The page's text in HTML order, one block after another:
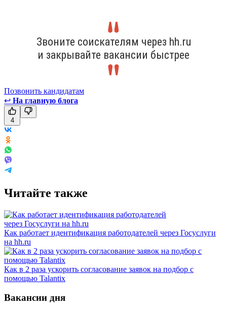
Звоните соискателям через hh.ru
и закрывайте вакансии быстрее
Позвонить кандидатам
↩ На главную блога
4
Читайте также
Как работает идентификация работодателей через Госуслуги
на hh.ru
Как в 2 раза ускорить согласование заявок на подбор с
помощью Talantix
Вакансии дня